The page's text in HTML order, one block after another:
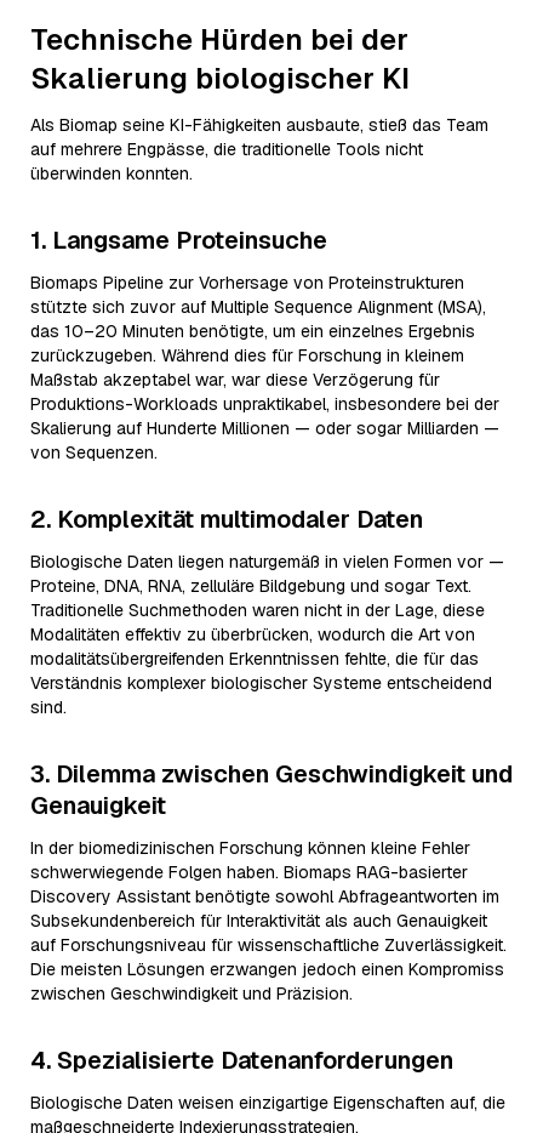
Technische Hürden bei der
Skalierung biologischer KI
Als Biomap seine KI-Fähigkeiten ausbaute, stieß das Team
auf mehrere Engpässe, die traditionelle Tools nicht
überwinden konnten.
1. Langsame Proteinsuche
Biomaps Pipeline zur Vorhersage von Proteinstrukturen
stützte sich zuvor auf Multiple Sequence Alignment (MSA),
das 10–20 Minuten benötigte, um ein einzelnes Ergebnis
zurückzugeben. Während dies für Forschung in kleinem
Maßstab akzeptabel war, war diese Verzögerung für
Produktions-Workloads unpraktikabel, insbesondere bei der
Skalierung auf Hunderte Millionen — oder sogar Milliarden —
von Sequenzen.
2. Komplexität multimodaler Daten
Biologische Daten liegen naturgemäß in vielen Formen vor —
Proteine, DNA, RNA, zelluläre Bildgebung und sogar Text.
Traditionelle Suchmethoden waren nicht in der Lage, diese
Modalitäten effektiv zu überbrücken, wodurch die Art von
modalitätsübergreifenden Erkenntnissen fehlte, die für das
Verständnis komplexer biologischer Systeme entscheidend
sind.
3. Dilemma zwischen Geschwindigkeit und
Genauigkeit
In der biomedizinischen Forschung können kleine Fehler
schwerwiegende Folgen haben. Biomaps RAG-basierter
Discovery Assistant benötigte sowohl Abfrageantworten im
Subsekundenbereich für Interaktivität als auch Genauigkeit
auf Forschungsniveau für wissenschaftliche Zuverlässigkeit.
Die meisten Lösungen erzwangen jedoch einen Kompromiss
zwischen Geschwindigkeit und Präzision.
4. Spezialisierte Datenanforderungen
Biologische Daten weisen einzigartige Eigenschaften auf, die
maßgeschneiderte Indexierungsstrategien,